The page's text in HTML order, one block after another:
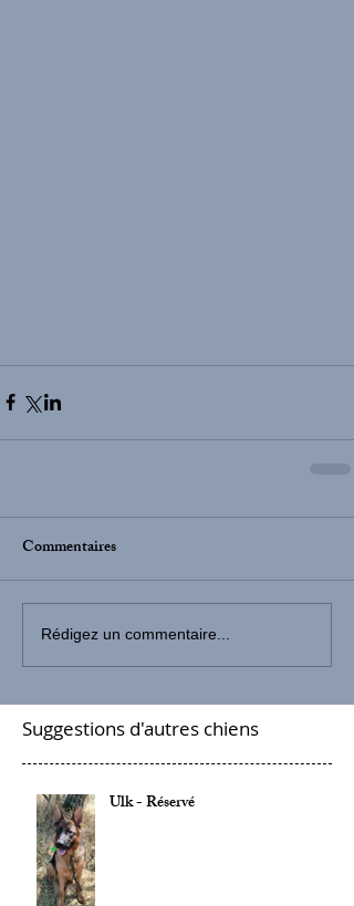
Commentaires
Rédigez un commentaire...
Suggestions d'autres chiens
Ulk - Réservé